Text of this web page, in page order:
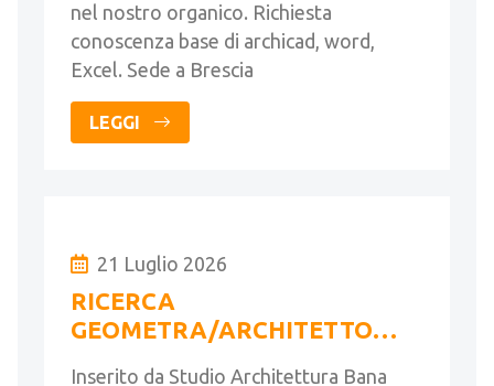
nel nostro organico. Richiesta
conoscenza base di archicad, word,
Excel. Sede a Brescia
LEGGI
21 Luglio 2026
RICERCA
GEOMETRA/ARCHITETTO
Inserito da Studio Architettura Bana